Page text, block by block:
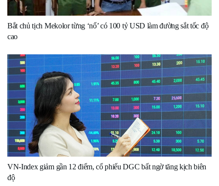
Bắt chủ tịch Mekolor từng ‘nổ’ có 100 tỷ USD làm đường sắt tốc độ
cao
VN-Index giảm gần 12 điểm, cổ phiếu DGC bất ngờ tăng kịch biên
độ